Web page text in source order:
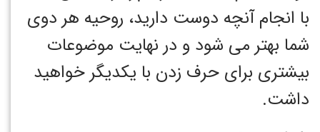
با انجام آنچه دوست دارید، روحیه هر دوی
شما بهتر می شود و در نهایت موضوعات
بیشتری برای حرف زدن با یکدیگر خواهید
داشت.